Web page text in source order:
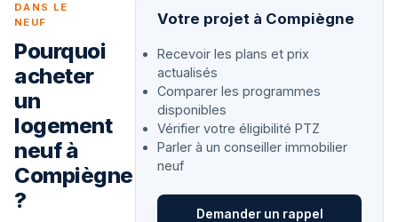
DANS LE
NEUF
Pourquoi
acheter
un
logement
neuf à
Compiègne
?
Votre projet à Compiègne
Recevoir les plans et prix
actualisés
Comparer les programmes
disponibles
Vérifier votre éligibilité PTZ
Parler à un conseiller immobilier
neuf
Demander un rappel